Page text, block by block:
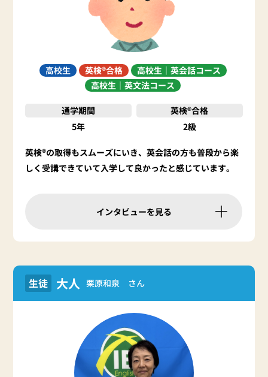
高校生 英検®合格
高校生｜英会話コース
高校生｜英文法コース
通学期間
5年
英検®合格
2級
英検®の取得もスムーズにいき、英会話の方も普段から楽
しく受講できていて入学して良かったと感じています。
インタビューを見る
生徒 大人 栗原和泉 さん